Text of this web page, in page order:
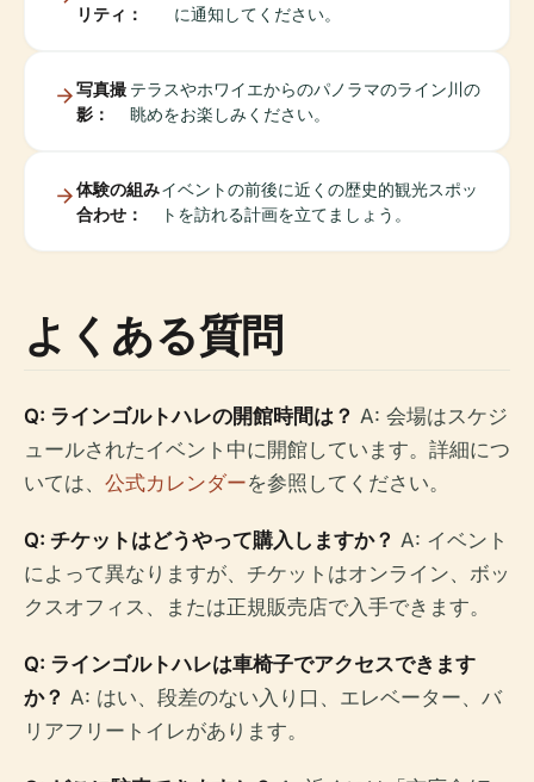
リティ：
に通知してください。
写真撮
影：
テラスやホワイエからのパノラマのライン川の
眺めをお楽しみください。
体験の組み
合わせ：
イベントの前後に近くの歴史的観光スポッ
トを訪れる計画を立てましょう。
よくある質問
Q: ラインゴルトハレの開館時間は？ A: 会場はスケジ
ュールされたイベント中に開館しています。詳細につ
いては、 公式カレンダーを参照してください。
Q: チケットはどうやって購入しますか？ A: イベント
によって異なりますが、チケットはオンライン、ボッ
クスオフィス、または正規販売店で入手できます。
Q: ラインゴルトハレは車椅子でアクセスできます
か？ A: はい、段差のない入り口、エレベーター、バ
リアフリートイレがあります。